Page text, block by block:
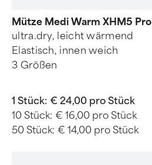
Mütze Medi Warm XHM5 Pro
ultra.dry, leicht wärmend
Elastisch, innen weich
3 Größen
1 Stück: € 24,00 pro Stück
10 Stück: € 16,00 pro Stück
50 Stück: € 14,00 pro Stück